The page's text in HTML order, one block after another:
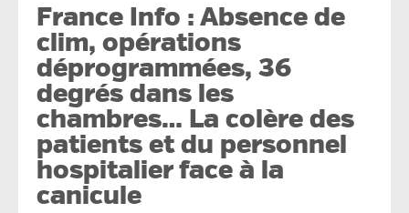
France Info : Absence de
clim, opérations
déprogrammées, 36
degrés dans les
chambres… La colère des
patients et du personnel
hospitalier face à la
canicule